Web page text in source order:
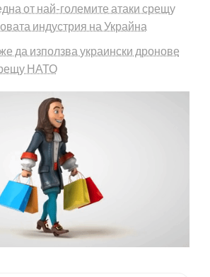
от най-големите атаки срещу
индустрия на Украйна
да използва украински дронове
НАТО